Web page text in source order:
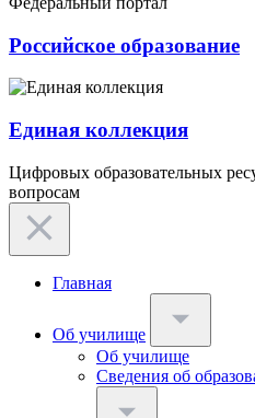
Российское образование
Единая коллекция
Цифровых образовательных
вопросам
Главная
Об училище
Об училище
Сведения об